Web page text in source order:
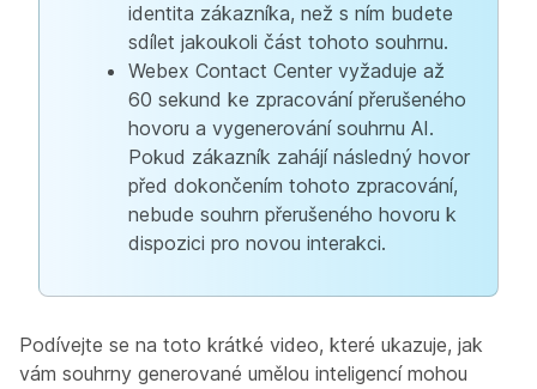
identita zákazníka, než s ním budete
sdílet jakoukoli část tohoto souhrnu.
Webex Contact Center vyžaduje až
60 sekund ke zpracování přerušeného
hovoru a vygenerování souhrnu AI.
Pokud zákazník zahájí následný hovor
před dokončením tohoto zpracování,
nebude souhrn přerušeného hovoru k
dispozici pro novou interakci.
Podívejte se na toto krátké video, které ukazuje, jak
vám souhrny generované umělou inteligencí mohou